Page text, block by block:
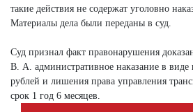
такие действия не содержат уголовно
Материалы дела были переданы в суд.
Суд признал факт правонарушения
В. А. административное наказание в виде
рублей и лишения права управления
срок 1 год 6 месяцев.